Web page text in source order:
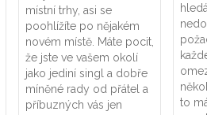
místní trhy, asi se
poohlížíte po nějakém
novém místě. Máte pocit,
že jste ve vašem okolí
jako jediní singl a dobře
míněné rady od přátel a
příbuzných vás jen
to